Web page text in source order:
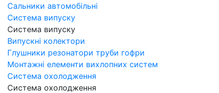
Сальники автомобільні
Система випуску
Система випуску
Випускні колектори
Глушники резонатори труби гофри
Монтажні елементи вихлопних систем
Система охолодження
Система охолодження